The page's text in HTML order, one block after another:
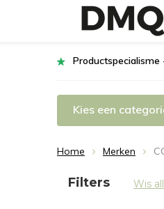
Kies een
Home Merken
Sorteren op:
Filters Wis